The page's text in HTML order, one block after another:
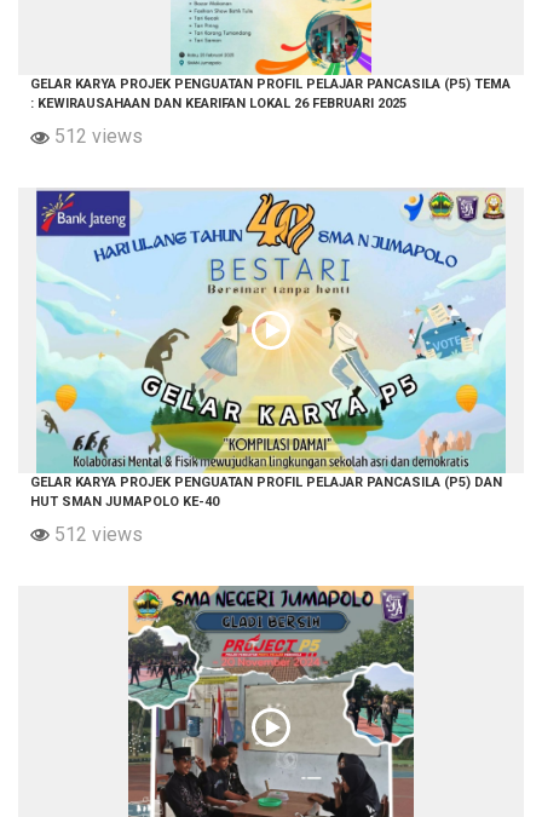
GELAR KARYA PROJEK PENGUATAN PROFIL PELAJAR PANCASILA (P5) TEMA
: KEWIRAUSAHAAN DAN KEARIFAN LOKAL 26 FEBRUARI 2025
512 views
GELAR KARYA PROJEK PENGUATAN PROFIL PELAJAR PANCASILA (P5) DAN
HUT SMAN JUMAPOLO KE-40
512 views